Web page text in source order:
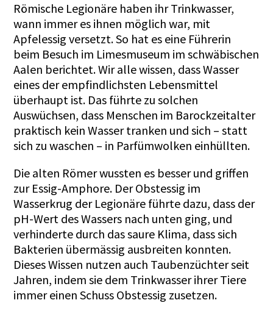
Römische Legionäre haben ihr Trinkwasser,
wann immer es ihnen möglich war, mit
Apfelessig versetzt. So hat es eine Führerin
beim Besuch im Limesmuseum im schwäbischen
Aalen berichtet. Wir alle wissen, dass Wasser
eines der empfindlichsten Lebensmittel
überhaupt ist. Das führte zu solchen
Auswüchsen, dass Menschen im Barockzeitalter
praktisch kein Wasser tranken und sich – statt
sich zu waschen – in Parfümwolken einhüllten.
Die alten Römer wussten es besser und griffen
zur Essig-Amphore. Der Obstessig im
Wasserkrug der Legionäre führte dazu, dass der
pH-Wert des Wassers nach unten ging, und
verhinderte durch das saure Klima, dass sich
Bakterien übermässig ausbreiten konnten.
Dieses Wissen nutzen auch Taubenzüchter seit
Jahren, indem sie dem Trinkwasser ihrer Tiere
immer einen Schuss Obstessig zusetzen.